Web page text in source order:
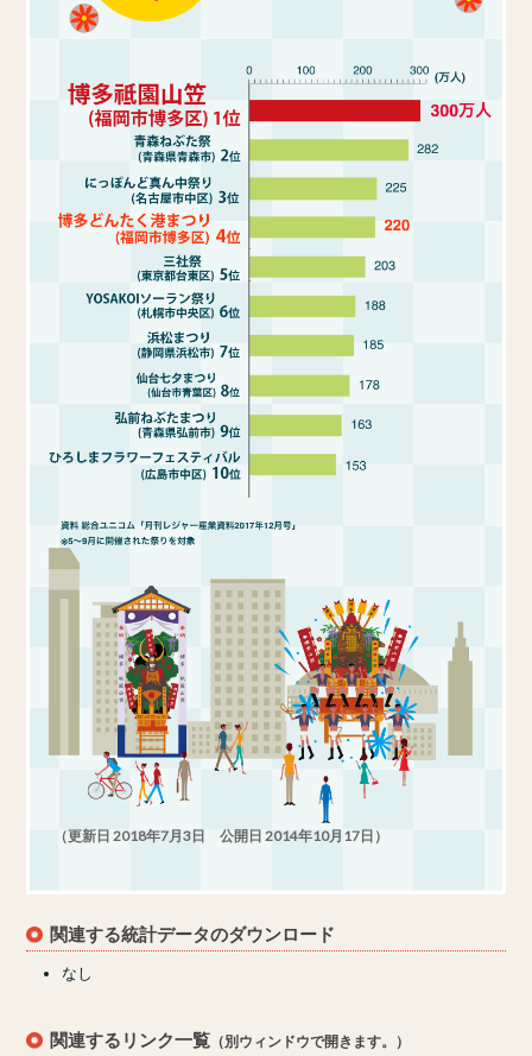
（更新日 2018年7月3日 公開日 2014年10月17日）
関連する統計データのダウンロード
なし
関連するリンク一覧 （別ウィンドウで開きます。）